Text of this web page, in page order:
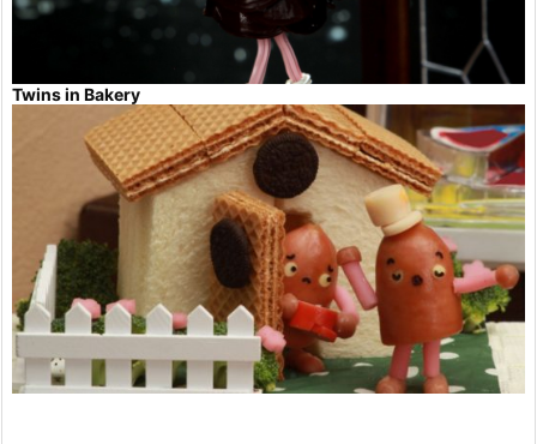
Twins in Bakery